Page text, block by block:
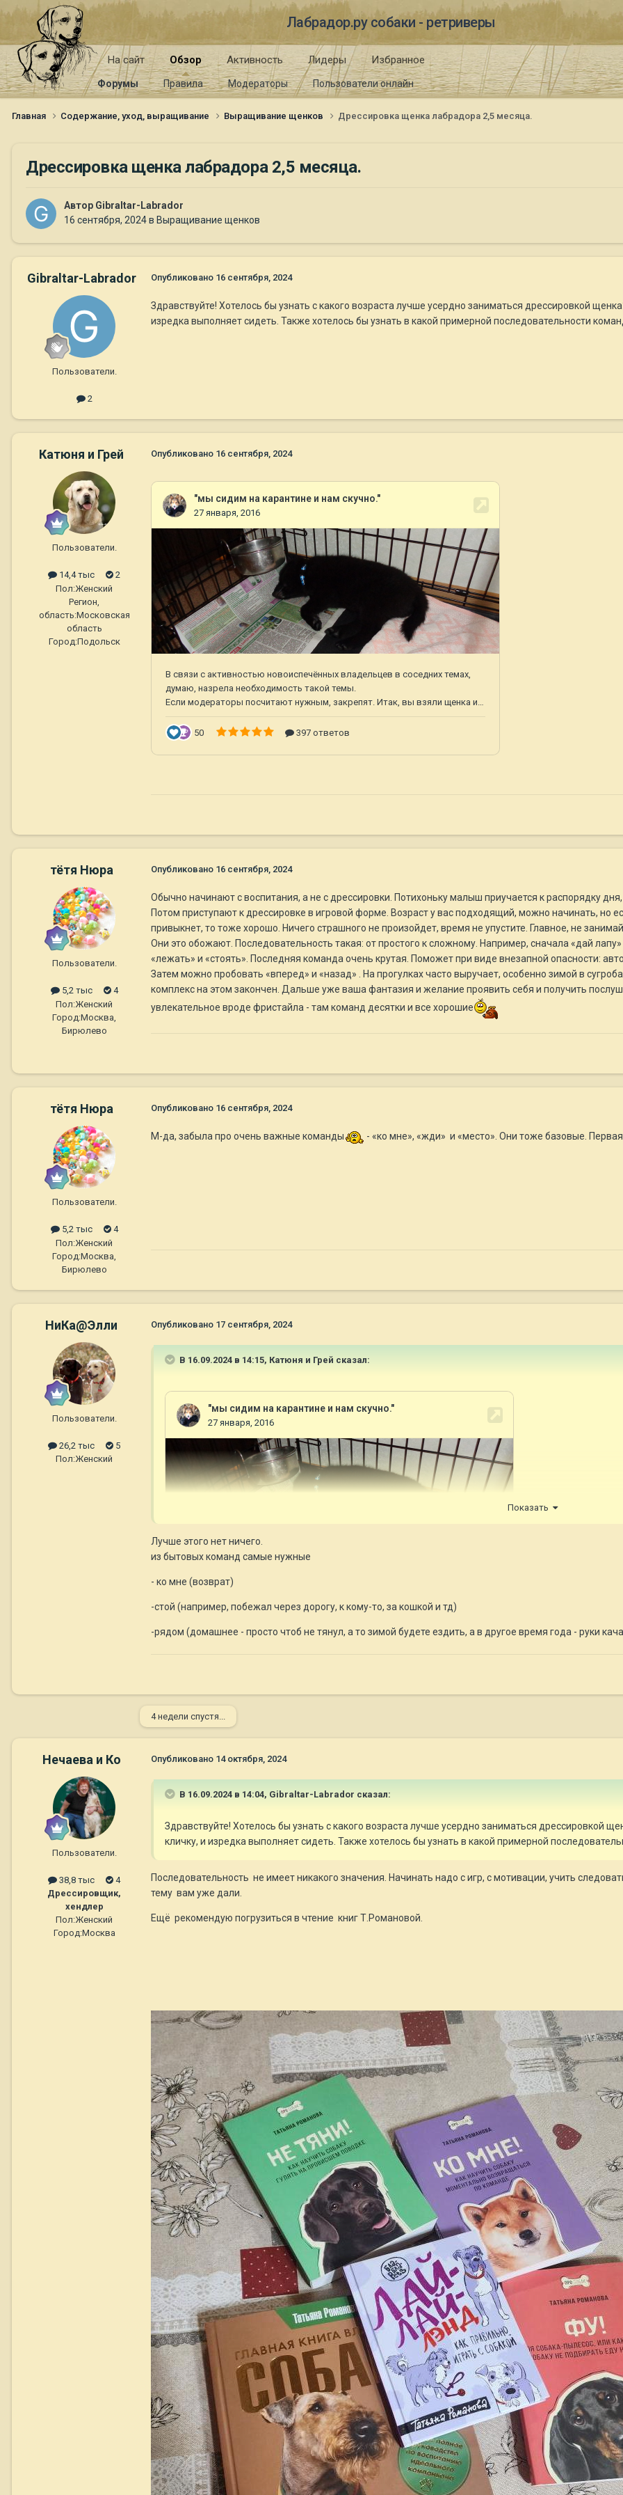
Лабрадор.ру собаки - ретриверы
На сайт Обзор
Форумы Правила Модераторы Пользователи онлайн
Активность Лидеры Избранное
Главная Содержание, уход, выращивание Выращивание щенков Дрессировка щенка лабрадора 2,5 месяца.
Дрессировка щенка лабрадора 2,5 месяца.
Автор Gibraltar-Labrador
16 сентября, 2024в Выращивание щенков
Gibraltar-Labrador
Пользователи.
2
Опубликовано 16 сентября, 2024
Здравствуйте! Хотелось бы узнать с какого возраста лучше усердно заниматься дрессировкой
изредка выполняет сидеть. Также хотелось бы узнать в какой примерной последовательности
Катюня и Грей
Пользователи.
14,4 тыс
2
Пол:Женский
Регион,
область:Московская
область
Город:Подольск
Опубликовано 16 сентября, 2024
тётя Нюра
Пользователи.
5,2 тыс
4
Пол:Женский
Город:Москва,
Бирюлево
Опубликовано 16 сентября, 2024
Обычно начинают с воспитания, а не с дрессировки. Потихоньку малыш приучается к распорядку
Потом приступают к дрессировке в игровой форме. Возраст у вас подходящий, можно начинать, но
привыкнет, то тоже хорошо. Ничего страшного не произойдет, время не упустите. Главное, не
Они это обожают. Последовательность такая: от простого к сложному. Например, сначала «дай
«лежать» и «стоять». Последняя команда очень крутая. Поможет при виде внезапной опасности:
Затем можно пробовать «вперед» и «назад» . На прогулках часто выручает, особенно зимой в
комплекс на этом закончен. Дальше уже ваша фантазия и желание проявить себя и получить
увлекательное вроде фристайла - там команд десятки и все хорошие
тётя Нюра
Пользователи.
5,2 тыс
4
Пол:Женский
Город:Москва,
Бирюлево
Опубликовано 16 сентября, 2024
М-да, забыла про очень важные команды - «ко мне», «жди» и «место». Они тоже базовые.
НиКа@Элли
Пользователи.
26,2 тыс
5
Пол:Женский
Опубликовано 17 сентября, 2024
В 16.09.2024 в 14:15, Катюня и Грей сказал:
Показать
Лучше этого нет ничего.
из бытовых команд самые нужные
- ко мне (возврат)
-стой (например, побежал через дорогу, к кому-то, за кошкой и тд)
-рядом (домашнее - просто чтоб не тянул, а то зимой будете ездить, а в другое время года - руки
4 недели спустя...
Нечаева и Ко
Пользователи.
38,8 тыс
4
Дрессировщик,
хендлер
Пол:Женский
Город:Москва
Опубликовано 14 октября, 2024
В 16.09.2024 в 14:04, Gibraltar-Labrador сказал:
Здравствуйте! Хотелось бы узнать с какого возраста лучше усердно заниматься дрессировкой
кличку, и изредка выполняет сидеть. Также хотелось бы узнать в какой примерной
Последовательность не имеет никакого значения. Начинать надо с игр, с мотивации, учить
тему вам уже дали.
Ещё рекомендую погрузиться в чтение книг Т.Романовой.